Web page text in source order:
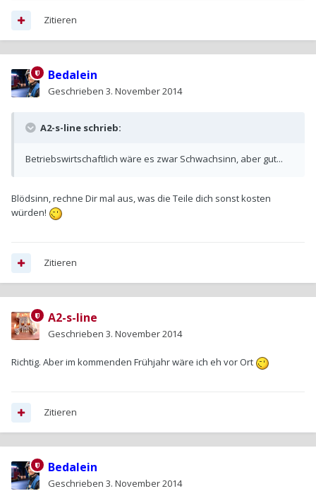
Zitieren
Bedalein
Geschrieben 3. November 2014
A2-s-line schrieb:
Betriebswirtschaftlich wäre es zwar Schwachsinn, aber gut...
Blödsinn, rechne Dir mal aus, was die Teile dich sonst kosten
würden!
Zitieren
A2-s-line
Geschrieben 3. November 2014
Richtig. Aber im kommenden Frühjahr wäre ich eh vor Ort
Zitieren
Bedalein
Geschrieben 3. November 2014